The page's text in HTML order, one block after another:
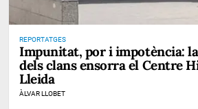
REPORTATGES
Impunitat, por i impotència:
dels clans ensorra el Centre
Lleida
ÀLVAR LLOBET